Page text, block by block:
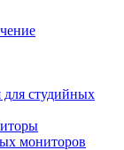
студийных
мониторов